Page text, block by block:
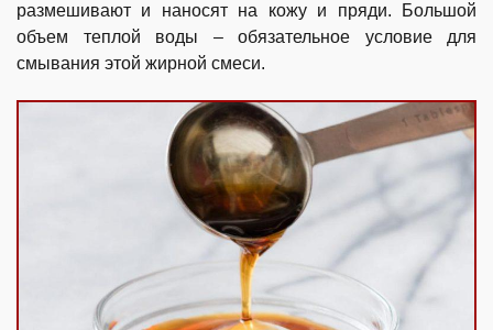
размешивают и наносят на кожу и пряди. Большой
объем теплой воды – обязательное условие для
смывания этой жирной смеси.